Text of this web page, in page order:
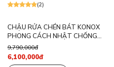
(2)
CHẬU RỬA CHÉN BÁT KONOX
PHONG CÁCH NHẬT CHỐNG
XƯỚC TARI SMART 8050
9,790,000đ
6,100,000đ